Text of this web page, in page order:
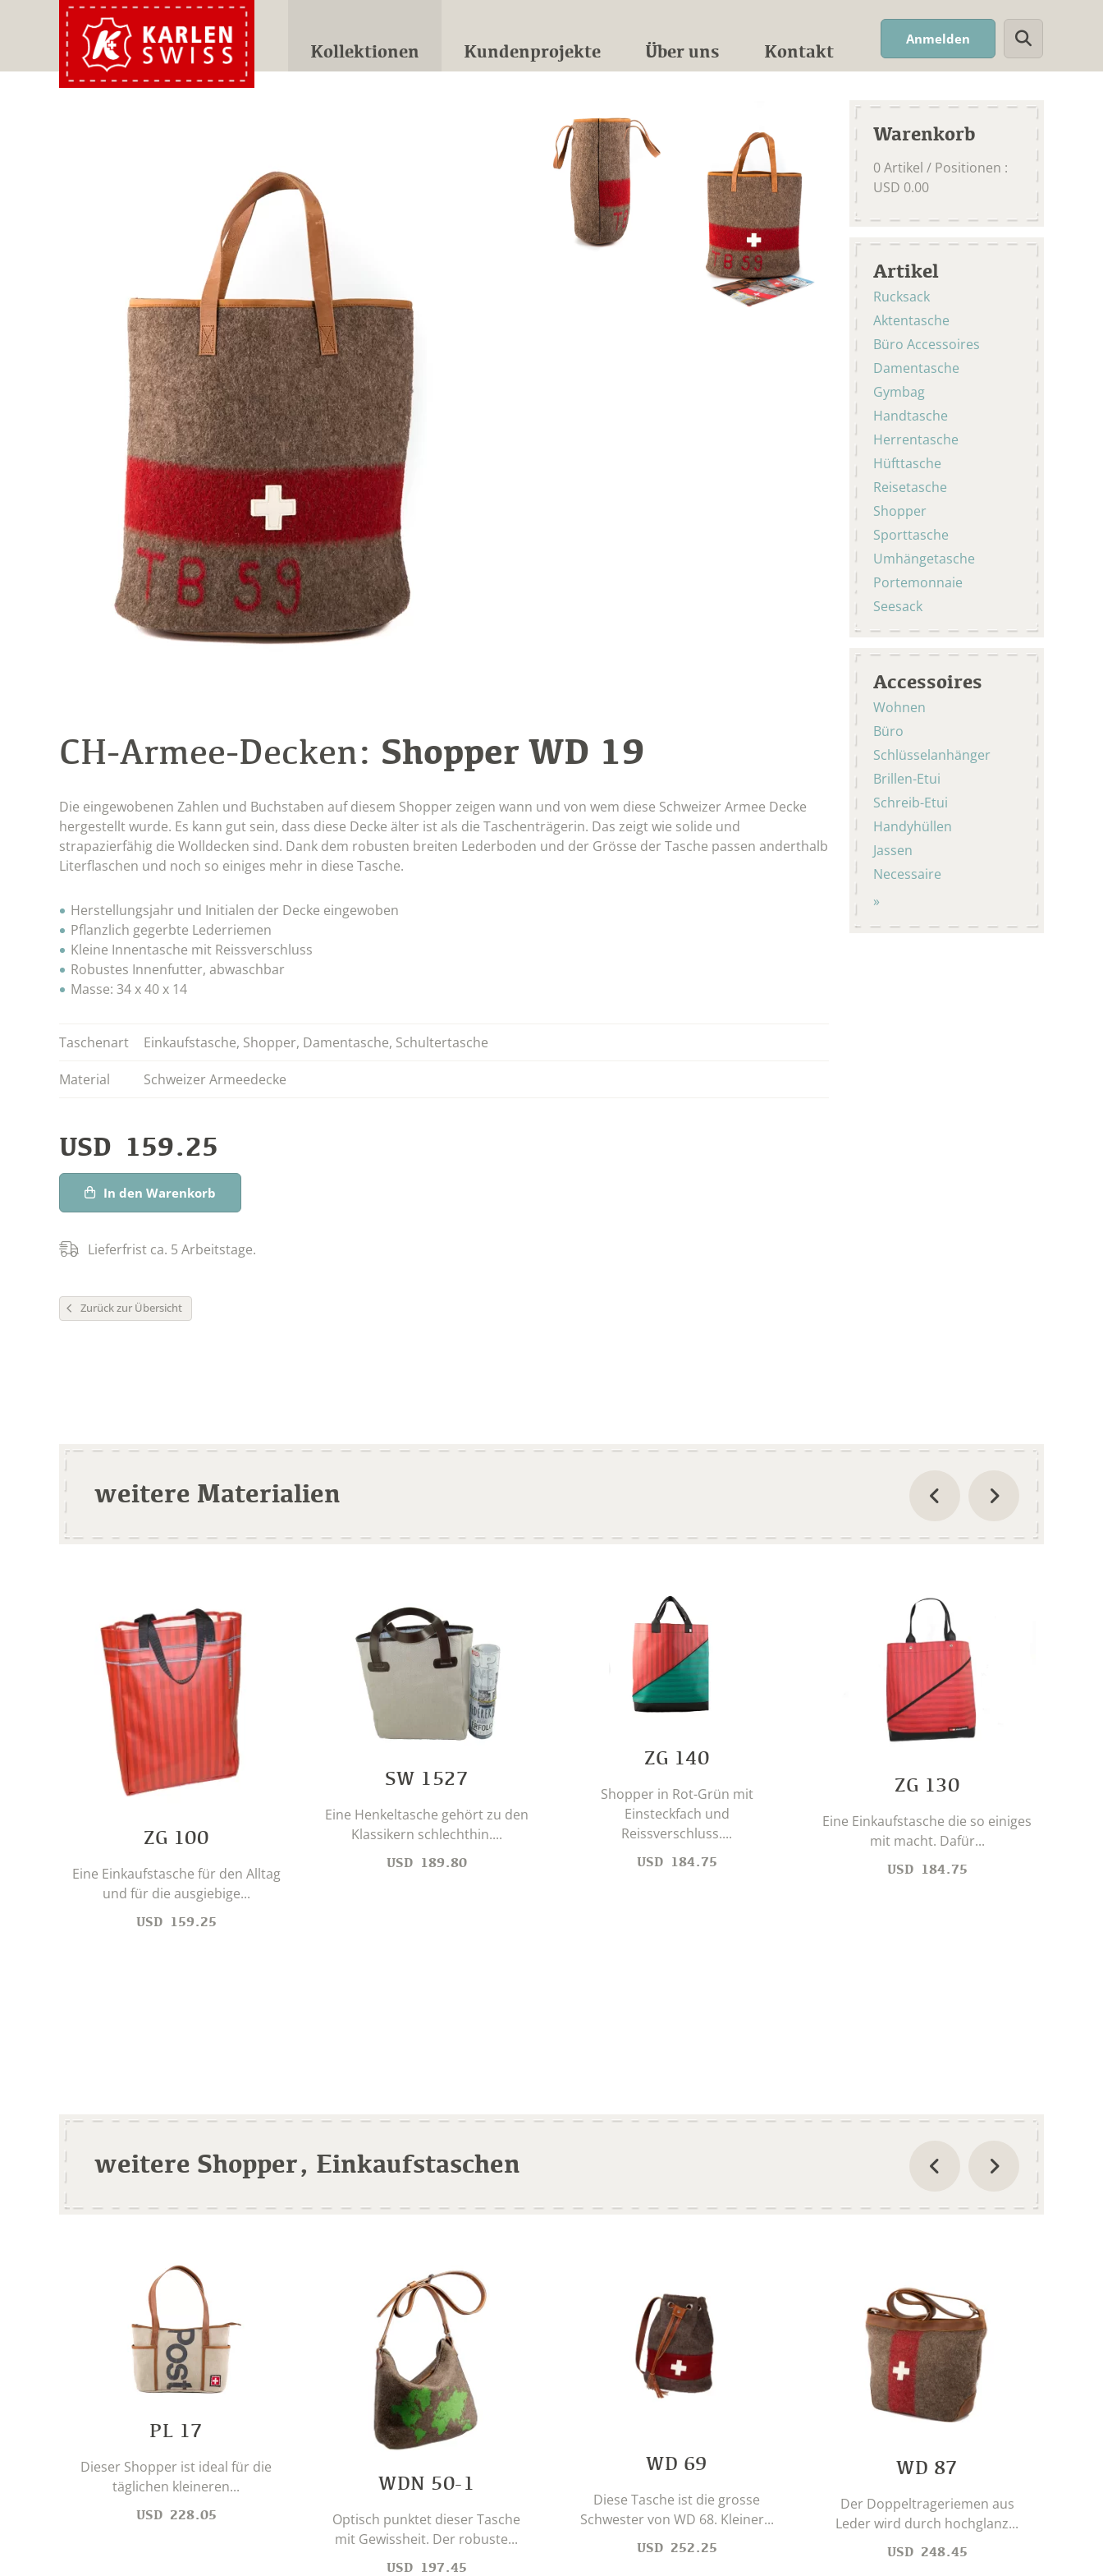
Kollektionen Kundenprojekte Über uns Kontakt
Anmelden Suchwort
Warenkorb
0Artikel / Positionen :
USD 0.00
Artikel
Rucksack
Aktentasche
Büro Accessoires
Damentasche
Gymbag
Handtasche
Herrentasche
Hüfttasche
Reisetasche
Shopper
Sporttasche
Umhängetasche
Portemonnaie
Seesack
Accessoires
Wohnen
Büro
Schlüsselanhänger
Brillen-Etui
Schreib-Etui
Handyhüllen
Jassen
Necessaire
CH-Armee-Decken: Shopper WD 19
Die eingewobenen Zahlen und Buchstaben auf diesem Shopper zeigen wann und von wem diese Schweizer Armee Decke
hergestellt wurde. Es kann gut sein, dass diese Decke älter ist als die Taschenträgerin. Das zeigt wie solide und
strapazierfähig die Wolldecken sind. Dank dem robusten breiten Lederboden und der Grösse der Tasche passen anderthalb
Literflaschen und noch so einiges mehr in diese Tasche.
Herstellungsjahr und Initialen der Decke eingewoben
Pflanzlich gegerbte Lederriemen
Kleine Innentasche mit Reissverschluss
Robustes Innenfutter, abwaschbar
Masse: 34 x 40 x 14
Taschenart Einkaufstasche, Shopper, Damentasche, Schultertasche
Material Schweizer Armeedecke
USD 159.25
In den Warenkorb
Lieferfrist ca. 5 Arbeitstage.
Zurück zur Übersicht
weitere Materialien
ZG 100
Eine Einkaufstasche für den Alltag
und für die ausgiebige...
USD 159.25
SW 1527
Eine Henkeltasche gehört zu den
Klassikern schlechthin....
USD 189.80
ZG 140
Shopper in Rot-Grün mit
Einsteckfach und
Reissverschluss....
USD 184.75
ZG 130
Eine Einkaufstasche die so einiges
mit macht. Dafür...
USD 184.75
weitere Shopper, Einkaufstaschen
PL 17
Dieser Shopper ist ideal für die
täglichen kleineren...
USD 228.05
WDN 50-1
Optisch punktet dieser Tasche
mit Gewissheit. Der robuste...
USD 197.45
WD 69
Diese Tasche ist die grosse
Schwester von WD 68. Kleiner...
USD 252.25
WD 87
Der Doppeltrageriemen aus
Leder wird durch hochglanz...
USD 248.45